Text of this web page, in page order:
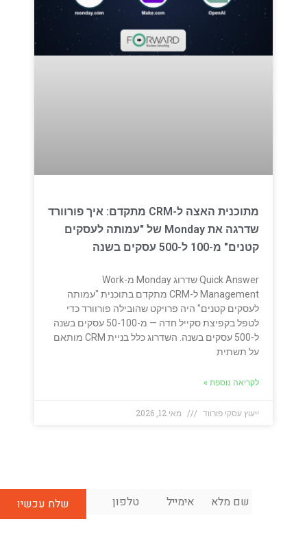
מתוכנית האצה ל-CRM מתקדם: איך פורוורד
שדרגה את Monday של "עמותה לעסקים
קטנים" מ-100 ל-500 עסקים בשנה
Quick Answer שדרוג Monday מ-Work
Management ל-CRM מתקדם בתוכנית "עמותה
לעסקים קטנים" היה פרויקט שהובילה פורוורד כדי
לטפל בקפיצת סקייל חדה — מ-50-100 עסקים בשנה
ל-500 עסקים בשנה. השדרוג כלל בניית CRM מותאם
על תשתית
לקריאה נוספת »
ייעוץ עסקי פורווד מאי 12, 2026
שם
מלא
אימייל *